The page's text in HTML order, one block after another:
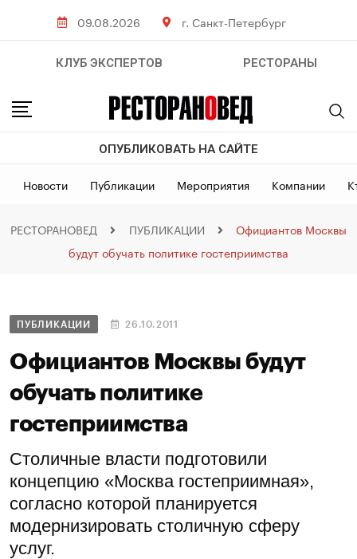
09.08.2026 г. Санкт-Петербург
КЛУБ ЭКСПЕРТОВ РЕСТОРАНЫ
ОПУБЛИКОВАТЬ НА САЙТЕ
Новости Публикации Мероприятия Компании
РЕСТОРАНОВЕД ПУБЛИКАЦИИ
Официантов Москвы
будут обучать политике гостеприимства
ПУБЛИКАЦИИ 26.10.2011
Официантов Москвы будут
обучать политике
гостеприимства
Столичные власти подготовили
концепцию «Москва гостеприимная»,
согласно которой планируется
модернизировать столичную сферу
услуг.